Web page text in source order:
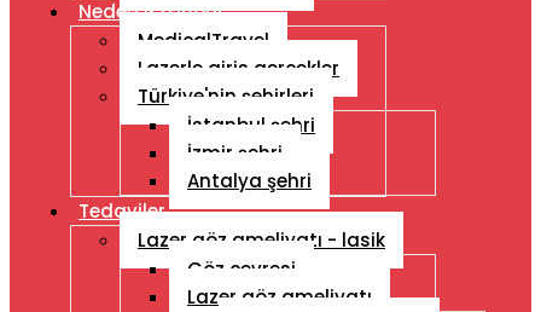
Neden Istanbul
MedicalTravel
Lazerle giris gercekler
Türkiye'nin şehirleri
İstanbul şehri
İzmir şehri
Antalya şehri
Tedaviler
Lazer göz ameliyatı - lasik
Göz çevresi
Lazer göz ameliyatı